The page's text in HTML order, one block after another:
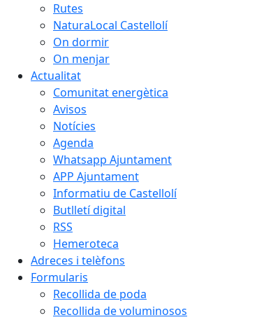
Rutes
NaturaLocal Castellolí
On dormir
On menjar
Actualitat
Comunitat energètica
Avisos
Notícies
Agenda
Whatsapp Ajuntament
APP Ajuntament
Informatiu de Castellolí
Butlletí digital
RSS
Hemeroteca
Adreces i telèfons
Formularis
Recollida de poda
Recollida de voluminosos